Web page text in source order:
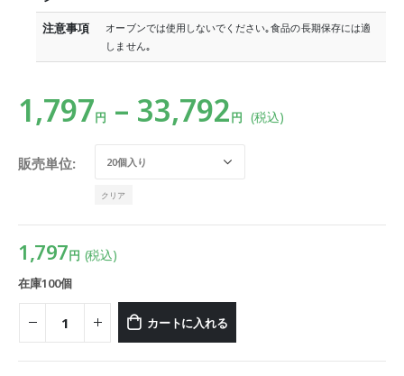
注意事項
オーブンでは使用しないでください｡食品の長期保存には適
しません｡
1,797円 – 33,792円 (税込)
販売単位
クリア
1,797円 (税込)
在庫100個
カートに入れる